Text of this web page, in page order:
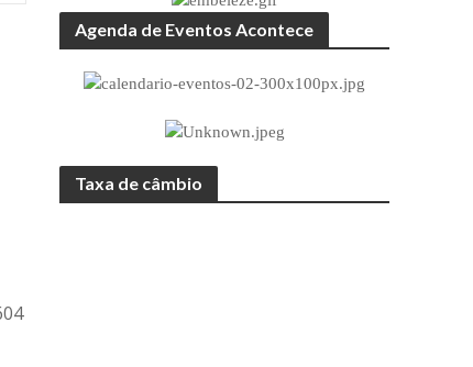
Agenda de Eventos Acontece
Taxa de câmbio